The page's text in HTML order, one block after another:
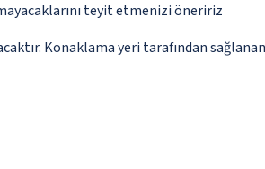
teyit etmenizi öneririz
Konaklama yeri tarafından